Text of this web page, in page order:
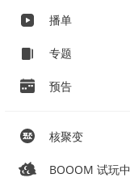
播单
专题
预告
核聚变
BOOOM 试玩中